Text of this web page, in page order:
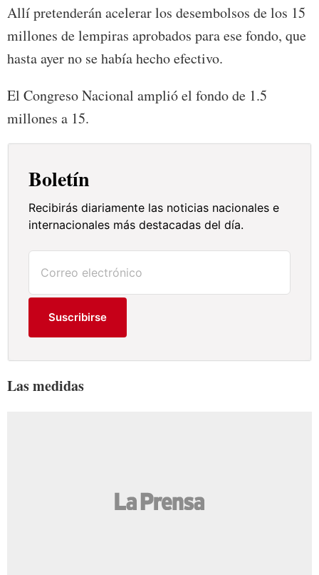
Allí pretenderán acelerar los desembolsos de los 15
millones de lempiras aprobados para ese fondo, que
hasta ayer no se había hecho efectivo.
El Congreso Nacional amplió el fondo de 1.5
millones a 15.
Boletín
Recibirás diariamente las noticias nacionales e
internacionales más destacadas del día.
Suscribirse
Las medidas